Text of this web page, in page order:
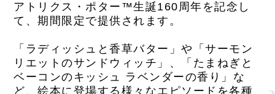
アトリクス・ポター™生誕160周年を記念し
て、期間限定で提供されます。
「ラディッシュと香草バター」や「サーモン
リエットのサンドウィッチ」、「たまねぎと
ベーコンのキッシュ ラベンダーの香り」な
ど、絵本に登場する様々なエピソードを各種